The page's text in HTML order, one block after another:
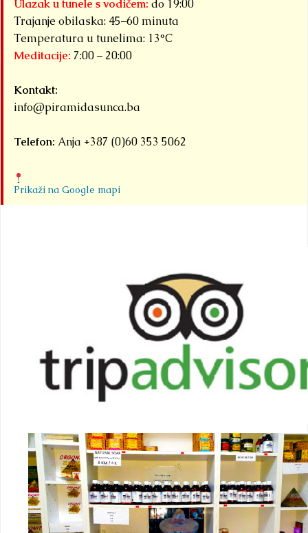
Ulazak u tunele s vodičem: do 19:00
Trajanje obilaska: 45–60 minuta
Temperatura u tunelima: 13°C
Meditacije: 7:00 – 20:00
Kontakt:
info@piramidasunca.ba
Telefon: Anja +387 (0)60 353 5062
Prikaži na Google mapi